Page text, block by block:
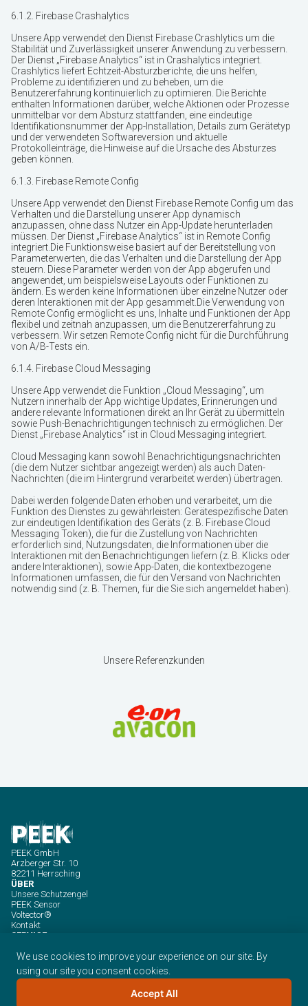
6.1.2. Firebase Crashalytics
Unsere App verwendet den Dienst Firebase Crashlytics um die
Stabilität und Zuverlässigkeit unserer Anwendung zu verbessern.
Der Dienst „Firebase Analytics“ ist in Crashalytics integriert.
Crashlytics liefert Echtzeit-Absturzberichte, die uns helfen,
Probleme zu identifizieren und zu beheben, um die
Benutzererfahrung kontinuierlich zu optimieren. Die Berichte
enthalten Informationen darüber, welche Aktionen oder Prozesse
unmittelbar vor dem Absturz stattfanden, eine eindeutige
Identifikationsnummer der App-Installation, Details zum Gerätetyp
und der verwendeten Softwareversion und aktuelle
Protokolleinträge, die Hinweise auf die Ursache des Absturzes
geben können.
6.1.3. Firebase Remote Config
Unsere App verwendet den Dienst Firebase Remote Config um das
Verhalten und die Darstellung unserer App dynamisch
anzupassen, ohne dass Nutzer ein App-Update herunterladen
müssen. Der Dienst „Firebase Analytics“ ist in Remote Config
integriert.Die Funktionsweise basiert auf der Bereitstellung von
Parameterwerten, die das Verhalten und die Darstellung der App
steuern. Diese Parameter werden von der App abgerufen und
angewendet, um beispielsweise Layouts oder Funktionen zu
ändern. Es werden keine Informationen über einzelne Nutzer oder
deren Interaktionen mit der App gesammelt.Die Verwendung von
Remote Config ermöglicht es uns, Inhalte und Funktionen der App
flexibel und zeitnah anzupassen, um die Benutzererfahrung zu
verbessern. Wir setzen Remote Config nicht für die Durchführung
von A/B-Tests ein.
6.1.4. Firebase Cloud Messaging
Unsere App verwendet die Funktion „Cloud Messaging“, um
Nutzern innerhalb der App wichtige Updates, Erinnerungen und
andere relevante Informationen direkt an Ihr Gerät zu übermitteln
sowie Push-Benachrichtigungen technisch zu ermöglichen. Der
Dienst „Firebase Analytics“ ist in Cloud Messaging integriert.
Cloud Messaging kann sowohl Benachrichtigungsnachrichten
(die dem Nutzer sichtbar angezeigt werden) als auch Daten-
Nachrichten (die im Hintergrund verarbeitet werden) übertragen.
Dabei werden folgende Daten erhoben und verarbeitet, um die
Funktion des Dienstes zu gewährleisten: Gerätespezifische Daten
zur eindeutigen Identifikation des Geräts (z. B. Firebase Cloud
Messaging Token), die für die Zustellung von Nachrichten
erforderlich sind, Nutzungsdaten, die Informationen über die
Interaktionen mit den Benachrichtigungen liefern (z. B. Klicks oder
andere Interaktionen), sowie App-Daten, die kontextbezogene
Informationen umfassen, die für den Versand von Nachrichten
notwendig sind (z. B. Themen, für die Sie sich angemeldet haben).
Unsere Referenzkunden
PEEK GmbH
Arzberger Str. 10
82211 Herrsching
ÜBER
Unsere Schutzengel
PEEK Sensor
Voltector®
Kontakt
SERVICE
Datenschutzrichtlinien
Datenschutzerklärung - App
We use cookies to improve your experience on our site. By
using our site you consent cookies.
Accept All